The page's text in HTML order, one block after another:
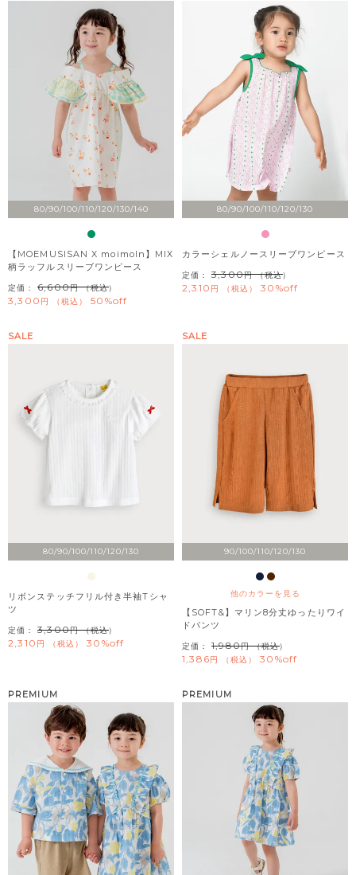
80/90/100/110/120/130/140
【MOEMUSISAN X moimoln】MIX
柄ラッフルスリーブワンピース
定価： 6,600 （税込）
3,300 税込 50%off
80/90/100/110/120/130
カラーシェルノースリーブワンピース
定価： 3,300 （税込）
2,310 税込 30%off
80/90/100/110/120/130
SALE
リボンステッチフリル付き半袖Tシャ
ツ
定価： 3,300 （税込）
2,310 税込 30%off
90/100/110/120/130
他のカラーを見る
SALE
【SOFT&】マリン8分丈ゆったりワイ
ドパンツ
定価： 1,980 （税込）
1,386 税込 30%off
PREMIUM PREMIUM